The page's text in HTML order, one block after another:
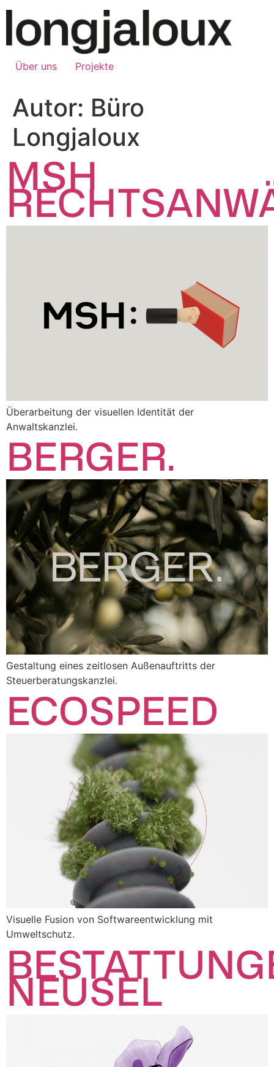
Über uns Projekte
Autor: Büro
Longjaloux
MSH
Überarbeitung der visuellen Identität der
Anwaltskanzlei.
BERGER.
Gestaltung eines zeitlosen Außenauftritts der
Steuerberatungskanzlei.
ECOSPEED
Visuelle Fusion von Softwareentwicklung mit
Umweltschutz.
NEUSEL